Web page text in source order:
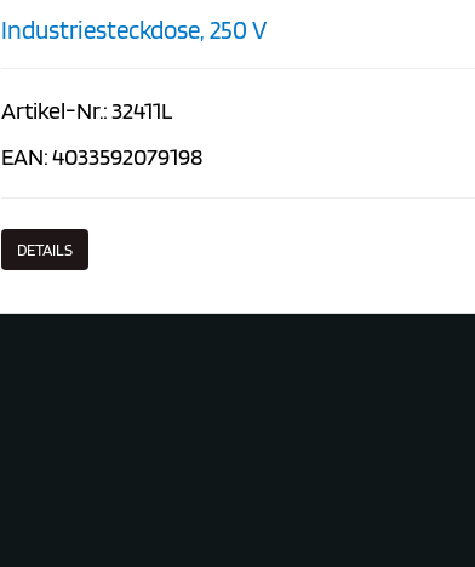
Industriesteckdose, 250 V
Artikel-Nr.: 32411L
EAN: 4033592079198
DETAILS